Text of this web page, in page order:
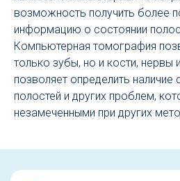
возможность получить более
информацию о состоянии
Компьютерная томография
только зубы, но и кости, нервы
позволяет определить
полостей и других проблем,
незамеченными при других